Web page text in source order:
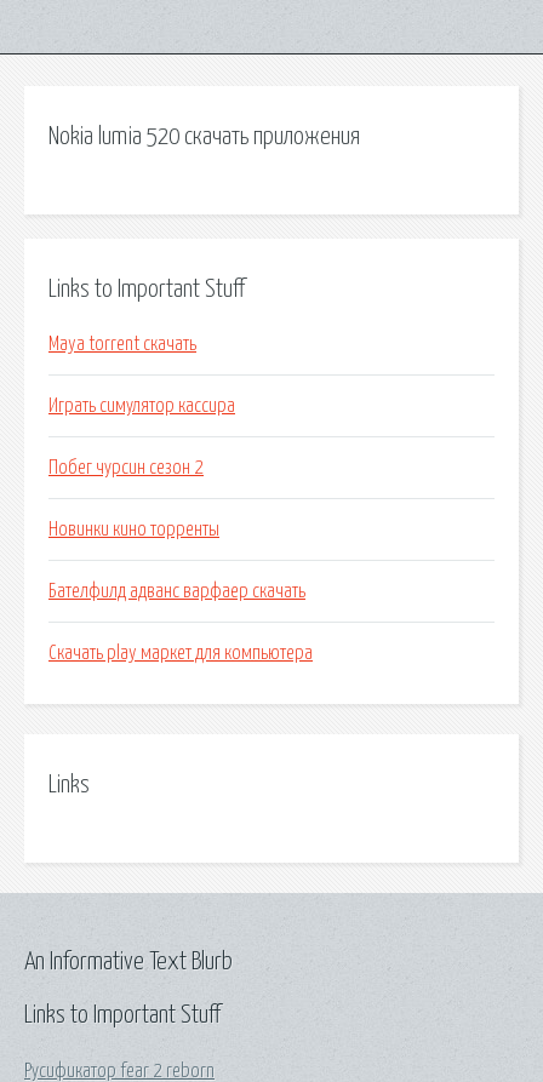
Nokia lumia 520 скачать приложения
Links to Important Stuff
Maya torrent скачать
Играть симулятор кассира
Побег чурсин сезон 2
Новинки кино торренты
Бателфилд адванс варфаер скачать
Скачать play маркет для компьютера
Links
Links to Important Stuff
Русификатор fear 2 reborn
An Informative Text Blurb